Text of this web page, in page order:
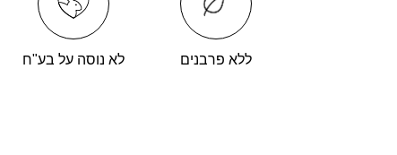
לא נוסה על בע"ח ללא פרבנים